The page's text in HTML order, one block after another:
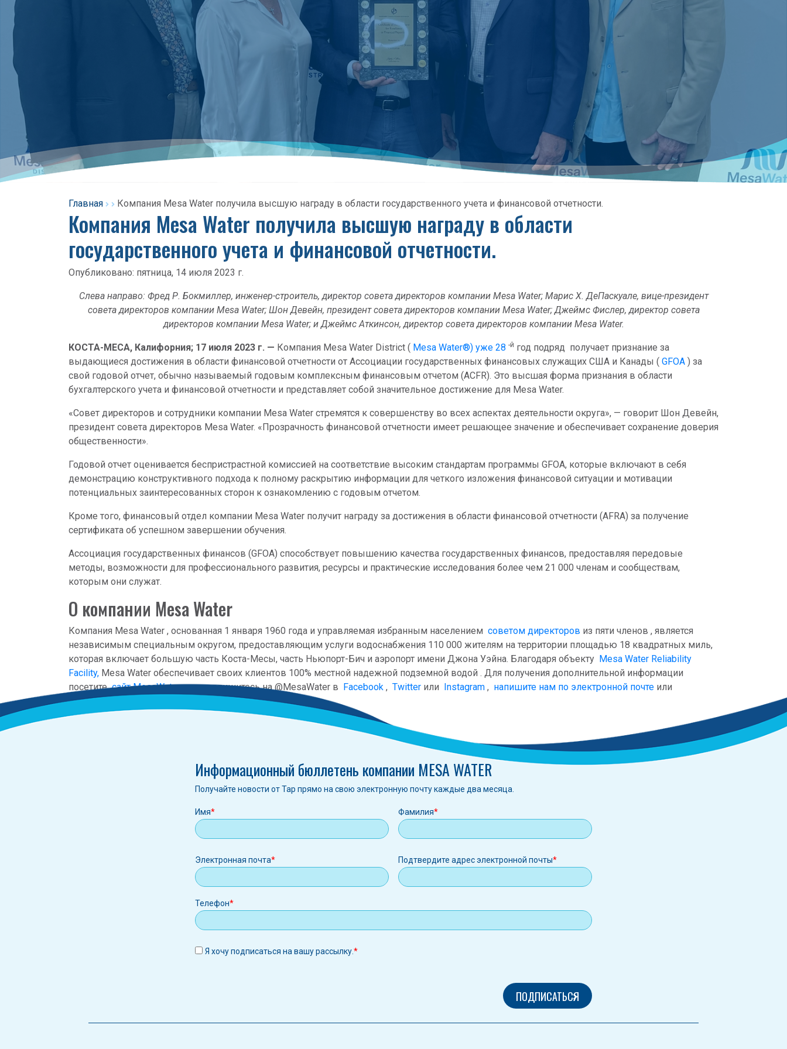
Главная Компания Mesa Water получила высшую награду в области государственного учета и финансовой отчетности.
Компания Mesa Water получила высшую награду в области
государственного учета и финансовой отчетности.
Опубликовано: пятница, 14 июля 2023 г.
Слева направо: Фред Р. Бокмиллер, инженер-строитель, директор совета директоров компании Mesa Water; Марис Х. ДеПаскуале, вице-президент
совета директоров компании Mesa Water; Шон Девейн, президент совета директоров компании Mesa Water; Джеймс Фислер, директор совета
директоров компании Mesa Water; и Джеймс Аткинсон, директор совета директоров компании Mesa Water.
КОСТА-МЕСА, Калифорния; 17 июля 2023 г. — Компания Mesa Water District ( Mesa Water®) уже 28 -й год подряд получает признание за
выдающиеся достижения в области финансовой отчетности от Ассоциации государственных финансовых служащих США и Канады ( GFOA ) за
свой годовой отчет, обычно называемый годовым комплексным финансовым отчетом (ACFR). Это высшая форма признания в области
бухгалтерского учета и финансовой отчетности и представляет собой значительное достижение для Mesa Water.
«Совет директоров и сотрудники компании Mesa Water стремятся к совершенству во всех аспектах деятельности округа», — говорит Шон Девейн,
президент совета директоров Mesa Water. «Прозрачность финансовой отчетности имеет решающее значение и обеспечивает сохранение доверия
общественности».
Годовой отчет оценивается беспристрастной комиссией на соответствие высоким стандартам программы GFOA, которые включают в себя
демонстрацию конструктивного подхода к полному раскрытию информации для четкого изложения финансовой ситуации и мотивации
потенциальных заинтересованных сторон к ознакомлению с годовым отчетом.
Кроме того, финансовый отдел компании Mesa Water получит награду за достижения в области финансовой отчетности (AFRA) за получение
сертификата об успешном завершении обучения.
Ассоциация государственных финансов (GFOA) способствует повышению качества государственных финансов, предоставляя передовые
методы, возможности для профессионального развития, ресурсы и практические исследования более чем 21 000 членам и сообществам,
которым они служат.
О компании Mesa Water
Компания Mesa Water , основанная 1 января 1960 года и управляемая избранным населением советом директоров из пяти членов , является
независимым специальным округом, предоставляющим услуги водоснабжения 110 000 жителям на территории площадью 18 квадратных миль,
которая включает большую часть Коста-Месы, часть Ньюпорт-Бич и аэропорт имени Джона Уэйна. Благодаря объекту Mesa Water Reliability
Facility, Mesa Water обеспечивает своих клиентов 100% местной надежной подземной водой . Для получения дополнительной информации
посетитесайт MesaWater.org, подпишитесь на @MesaWater в Facebook , Twitter или Instagram , напишите нам по электронной почте или
позвоните по телефону
949.631.1200.
Информационный бюллетень компании MESA WATER
Получайте новости от Tap прямо на свою электронную почту каждые два месяца.
Имя Фамилия
Электронная
почта
Электронная почта Подтвердите адрес электронной почты
Телефон
Я хочу подписаться на вашу рассылку.